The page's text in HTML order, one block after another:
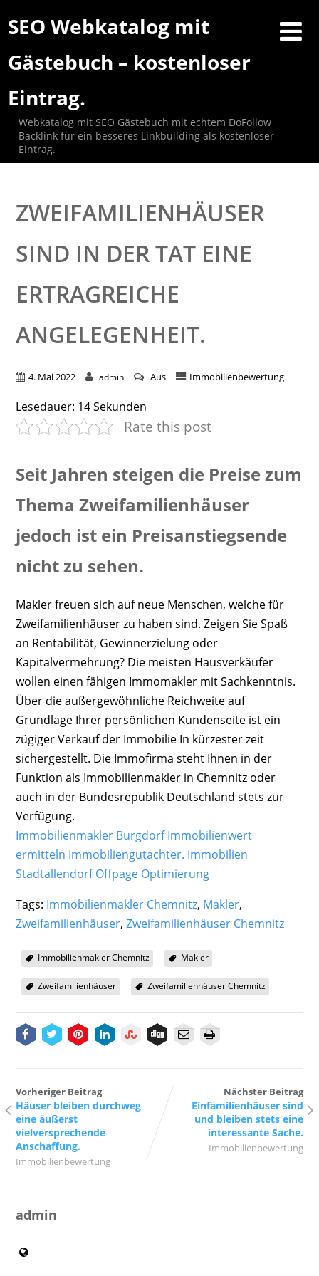
SEO Webkatalog mit
Gästebuch – kostenloser
Eintrag.
Webkatalog mit SEO Gästebuch mit echtem DoFollow
Backlink für ein besseres Linkbuilding als kostenloser
Eintrag.
ZWEIFAMILIENHÄUSER
SIND IN DER TAT EINE
ERTRAGREICHE
ANGELEGENHEIT.
4. Mai 2022 admin Aus Immobilienbewertung
Lesedauer: 14Sekunden
Rate this post
Seit Jahren steigen die Preise zum
Thema Zweifamilienhäuser
jedoch ist ein Preisanstiegsende
nicht zu sehen.
Makler freuen sich auf neue Menschen, welche für
Zweifamilienhäuser zu haben sind. Zeigen Sie Spaß
an Rentabilität, Gewinnerzielung oder
Kapitalvermehrung? Die meisten Hausverkäufer
wollen einen fähigen Immomakler mit Sachkenntnis.
Über die außergewöhnliche Reichweite auf
Grundlage Ihrer persönlichen Kundenseite ist ein
zügiger Verkauf der Immobilie In kürzester zeit
sichergestellt. Die Immofirma steht Ihnen in der
Funktion als Immobilienmakler in Chemnitz oder
auch in der Bundesrepublik Deutschland stets zur
Verfügung.
Immobilienmakler Burgdorf Immobilienwert
ermitteln Immobiliengutachter. Immobilien
Stadtallendorf Offpage Optimierung
Tags: Immobilienmakler Chemnitz, Makler,
Zweifamilienhäuser, Zweifamilienhäuser Chemnitz
Immobilienmakler Chemnitz Makler
Zweifamilienhäuser Zweifamilienhäuser Chemnitz
Vorheriger Beitrag
Häuser bleiben durchweg
eine äußerst
vielversprechende
Anschaffung.
Immobilienbewertung
Nächster Beitrag
Einfamilienhäuser sind
und bleiben stets eine
interessante Sache.
Immobilienbewertung
admin